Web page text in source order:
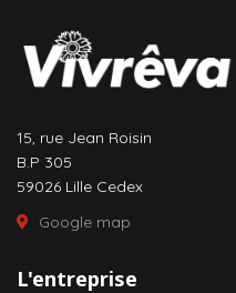
15, rue Jean Roisin
B.P 305
59026 Lille Cedex
Google map
L'entreprise